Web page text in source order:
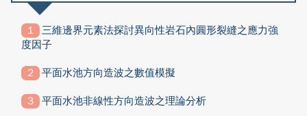
三維邊界元素法探討異向性岩石內圓形裂縫之應力強
度因子
平面水池方向造波之數值模擬
平面水池非線性方向造波之理論分析